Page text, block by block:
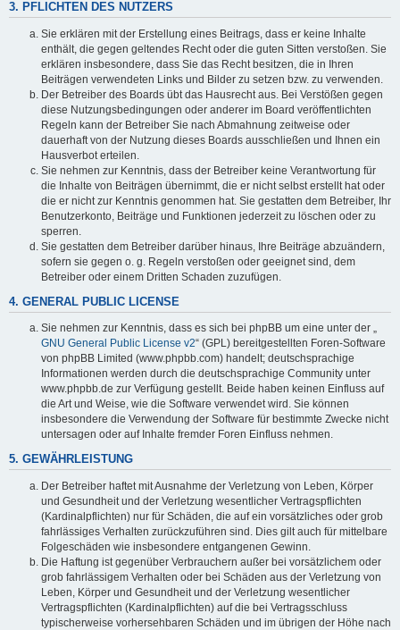
3. PFLICHTEN DES NUTZERS
Sie erklären mit der Erstellung eines Beitrags, dass er keine Inhalte
enthält, die gegen geltendes Recht oder die guten Sitten verstoßen. Sie
erklären insbesondere, dass Sie das Recht besitzen, die in Ihren
Beiträgen verwendeten Links und Bilder zu setzen bzw. zu verwenden.
Der Betreiber des Boards übt das Hausrecht aus. Bei Verstößen gegen
diese Nutzungsbedingungen oder anderer im Board veröffentlichten
Regeln kann der Betreiber Sie nach Abmahnung zeitweise oder
dauerhaft von der Nutzung dieses Boards ausschließen und Ihnen ein
Hausverbot erteilen.
Sie nehmen zur Kenntnis, dass der Betreiber keine Verantwortung für
die Inhalte von Beiträgen übernimmt, die er nicht selbst erstellt hat oder
die er nicht zur Kenntnis genommen hat. Sie gestatten dem Betreiber, Ihr
Benutzerkonto, Beiträge und Funktionen jederzeit zu löschen oder zu
sperren.
Sie gestatten dem Betreiber darüber hinaus, Ihre Beiträge abzuändern,
sofern sie gegen o. g. Regeln verstoßen oder geeignet sind, dem
Betreiber oder einem Dritten Schaden zuzufügen.
4. GENERAL PUBLIC LICENSE
Sie nehmen zur Kenntnis, dass es sich bei phpBB um eine unter der „
GNU General Public License v2“ (GPL) bereitgestellten Foren-Software
von phpBB Limited (www.phpbb.com) handelt; deutschsprachige
Informationen werden durch die deutschsprachige Community unter
www.phpbb.de zur Verfügung gestellt. Beide haben keinen Einfluss auf
die Art und Weise, wie die Software verwendet wird. Sie können
insbesondere die Verwendung der Software für bestimmte Zwecke nicht
untersagen oder auf Inhalte fremder Foren Einfluss nehmen.
5. GEWÄHRLEISTUNG
Der Betreiber haftet mit Ausnahme der Verletzung von Leben, Körper
und Gesundheit und der Verletzung wesentlicher Vertragspflichten
(Kardinalpflichten) nur für Schäden, die auf ein vorsätzliches oder grob
fahrlässiges Verhalten zurückzuführen sind. Dies gilt auch für mittelbare
Folgeschäden wie insbesondere entgangenen Gewinn.
Die Haftung ist gegenüber Verbrauchern außer bei vorsätzlichem oder
grob fahrlässigem Verhalten oder bei Schäden aus der Verletzung von
Leben, Körper und Gesundheit und der Verletzung wesentlicher
Vertragspflichten (Kardinalpflichten) auf die bei Vertragsschluss
typischerweise vorhersehbaren Schäden und im übrigen der Höhe nach